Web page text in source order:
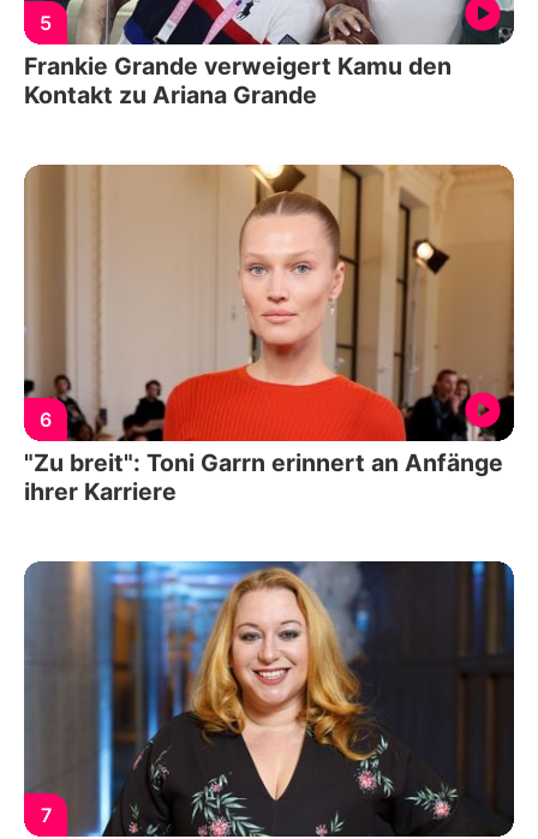
5
Frankie Grande verweigert Kamu den
Kontakt zu Ariana Grande
6
"Zu breit": Toni Garrn erinnert an Anfänge
ihrer Karriere
7